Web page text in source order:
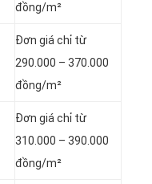
đồng/m²
Đơn giá chỉ từ
290.000 – 370.000
đồng/m²
Đơn giá chỉ từ
310.000 – 390.000
đồng/m²